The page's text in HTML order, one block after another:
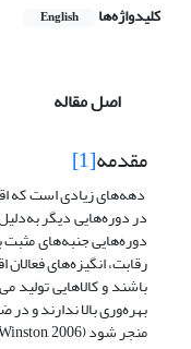
کلیدواژه‌ها English
اصل مقاله
مقدمه[1]
دهه‌های زیادی است که
در دوره‌هایی دیگر
دوره‌هایی جنبه‌های
رقابت، انگیزه‌های
باشند و کالاهایی
بهره‌وری بالا ندارند و
منجر شود (Krueger, 1990; Keech and Munger, 2015; Winston, 2006).